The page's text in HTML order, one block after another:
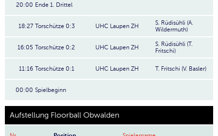
20:00 Ende 1. Drittel
18:27 Torschütze 0:3 UHC Laupen ZH
S. Rüdisühli (A.
Wildermuth)
16:05 Torschütze 0:2 UHC Laupen ZH
S. Rüdisühli (T.
Fritschi)
11:16 Torschütze 0:1 UHC Laupen ZH T. Fritschi (V. Basler)
00:00 Spielbeginn
Aufstellung Floorball Obwalden